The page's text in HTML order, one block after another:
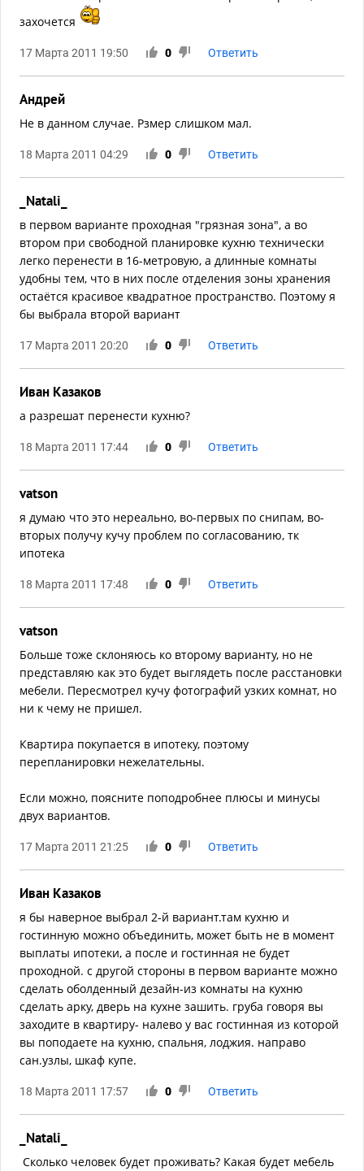
захочется
17 Марта 2011 19:50 0 Ответить
Андрей
Не в данном случае. Рзмер слишком мал.
18 Марта 2011 04:29 0 Ответить
_Natali_
в первом варианте проходная "грязная зона", а во
втором при свободной планировке кухню технически
легко перенести в 16-метровую, а длинные комнаты
удобны тем, что в них после отделения зоны хранения
остаётся красивое квадратное пространство. Поэтому я
бы выбрала второй вариант
17 Марта 2011 20:20 0 Ответить
Иван Казаков
а разрешат перенести кухню?
18 Марта 2011 17:44 0 Ответить
vatson
я думаю что это нереально, во-первых по снипам, во-
вторых получу кучу проблем по согласованию, тк
ипотека
18 Марта 2011 17:48 0 Ответить
vatson
Больше тоже склоняюсь ко второму варианту, но не
представляю как это будет выглядеть после расстановки
мебели. Пересмотрел кучу фотографий узких комнат, но
ни к чему не пришел.
Квартира покупается в ипотеку, поэтому
перепланировки нежелательны.
Если можно, поясните поподробнее плюсы и минусы
двух вариантов.
17 Марта 2011 21:25 0 Ответить
Иван Казаков
я бы наверное выбрал 2-й вариант.там кухню и
гостинную можно объединить, может быть не в момент
выплаты ипотеки, а после и гостинная не будет
проходной. с другой стороны в первом варианте можно
сделать оболденный дезайн-из комнаты на кухню
сделать арку, дверь на кухне зашить. груба говоря вы
заходите в квартиру- налево у вас гостинная из которой
вы поподаете на кухню, спальня, лоджия. направо
сан.узлы, шкаф купе.
18 Марта 2011 17:57 0 Ответить
_Natali_
Сколько человек будет проживать? Какая будет мебель